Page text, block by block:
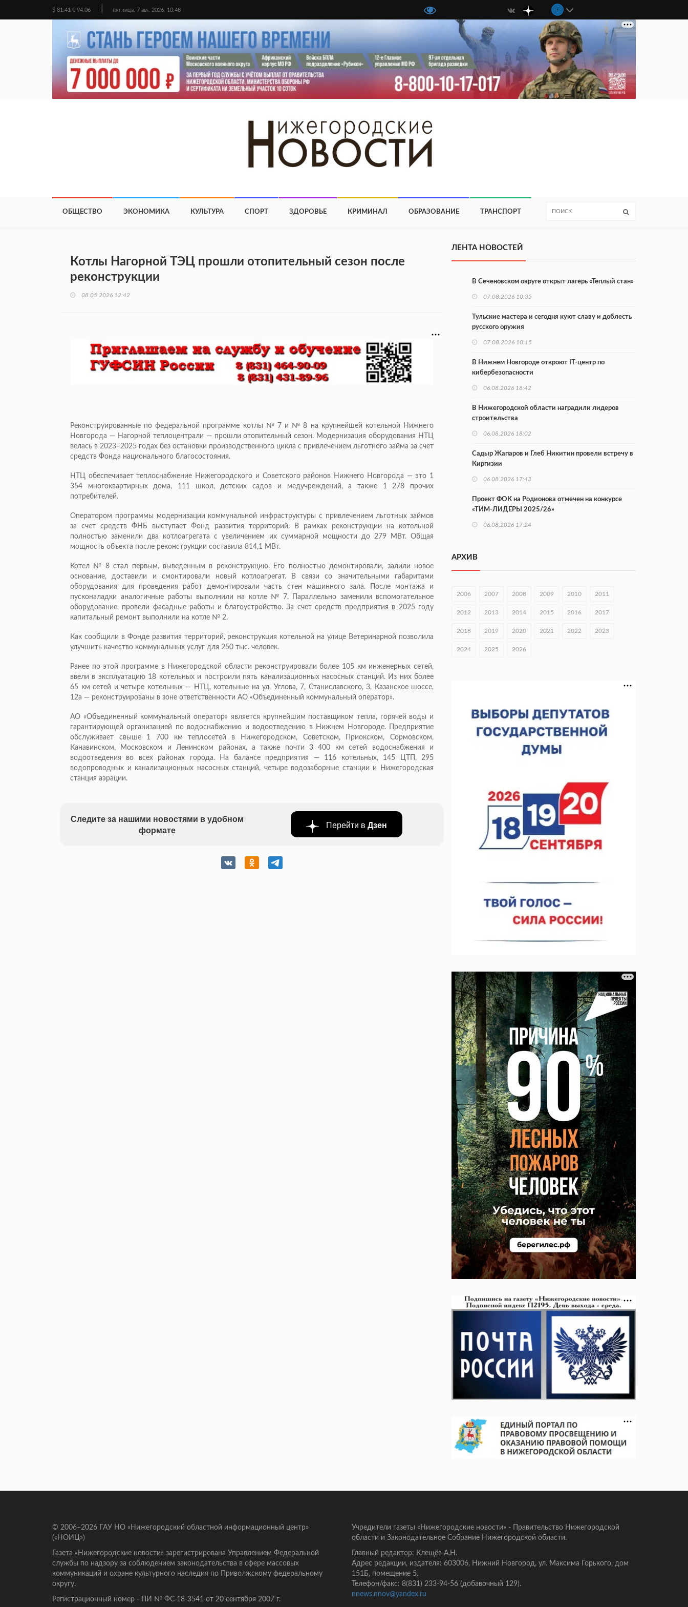
$ 81.41 € 94.06 пятница, 7 авг. 2026, 10:48
ОБЩЕСТВО ЭКОНОМИКА КУЛЬТУРА СПОРТ ЗДОРОВЬЕ КРИМИНАЛ ОБРАЗОВАНИЕ ТРАНСПОРТ
Котлы Нагорной ТЭЦ прошли отопительный сезон после
реконструкции
08.05.2026 12:42
Реконструированные по федеральной программе котлы № 7 и № 8 на крупнейшей котельной Нижнего
Новгорода — Нагорной теплоцентрали — прошли отопительный сезон. Модернизация оборудования НТЦ
велась в 2023–2025 годах без остановки производственного цикла с привлечением льготного займа за счет
средств Фонда национального благосостояния.
НТЦ обеспечивает теплоснабжение Нижегородского и Советского районов Нижнего Новгорода — это 1
354 многоквартирных дома, 111 школ, детских садов и медучреждений, а также 1 278 прочих
потребителей.
Оператором программы модернизации коммунальной инфраструктуры с привлечением льготных займов
за счет средств ФНБ выступает Фонд развития территорий. В рамках реконструкции на котельной
полностью заменили два котлоагрегата с увеличением их суммарной мощности до 279 МВт. Общая
мощность объекта после реконструкции составила 814,1 МВт.
Котел № 8 стал первым, выведенным в реконструкцию. Его полностью демонтировали, залили новое
основание, доставили и смонтировали новый котлоагрегат. В связи со значительными габаритами
оборудования для проведения работ демонтировали часть стен машинного зала. После монтажа и
пусконаладки аналогичные работы выполнили на котле № 7. Параллельно заменили вспомогательное
оборудование, провели фасадные работы и благоустройство. За счет средств предприятия в 2025 году
капитальный ремонт выполнили на котле № 2.
Как сообщили в Фонде развития территорий, реконструкция котельной на улице Ветеринарной позволила
улучшить качество коммунальных услуг для 250 тыс. человек.
Ранее по этой программе в Нижегородской области реконструировали более 105 км инженерных сетей,
ввели в эксплуатацию 18 котельных и построили пять канализационных насосных станций. Из них более
65 км сетей и четыре котельных — НТЦ, котельные на ул. Углова, 7, Станиславского, 3, Казанское шоссе,
12а — реконструированы в зоне ответственности АО «Объединенный коммунальный оператор».
АО «Объединенный коммунальный оператор» является крупнейшим поставщиком тепла, горячей воды и
гарантирующей организацией по водоснабжению и водоотведению в Нижнем Новгороде. Предприятие
обслуживает свыше 1 700 км теплосетей в Нижегородском, Советском, Приокском, Сормовском,
Канавинском, Московском и Ленинском районах, а также почти 3 400 км сетей водоснабжения и
водоотведения во всех районах города. На балансе предприятия — 116 котельных, 145 ЦТП, 295
водопроводных и канализационных насосных станций, четыре водозаборные станции и Нижегородская
станция аэрации.
Следите за нашими новостями в удобном
формате
Перейти в Дзен
ЛЕНТА НОВОСТЕЙ
В Сеченовском округе открыт лагерь «Теплый стан»
07.08.2026 10:35
Тульские мастера и сегодня куют славу и доблесть
русского оружия
07.08.2026 10:15
В Нижнем Новгороде откроют IT-центр по
кибербезопасности
06.08.2026 18:42
В Нижегородской области наградили лидеров
строительства
06.08.2026 18:02
Садыр Жапаров и Глеб Никитин провели встречу в
Киргизии
06.08.2026 17:43
Проект ФОК на Родионова отмечен на конкурсе
«ТИМ-ЛИДЕРЫ 2025/26»
06.08.2026 17:24
сотрудничества с Киргизией
06.08.2026 16:44
В Нижегородской области стартовал конкурс
06.08.2026 16:37
Токмоком
06.08.2026 16:18
В Нижнем Новгороде открыли фестиваль «Семья
Нижегородская»
06.08.2026 16:08
06.08.2026 15:26
Видели ночь, бежали всю ночь... На
Нижневолжской набережной прошел необычный
забег
06.08.2026 15:25
АРХИВ
2006 2007 2008 2009 2010 2011
2012 2013 2014 2015 2016 2017
2018 2019 2020 2021 2022 2023
2024 2025 2026
© 2006–2026 ГАУ НО «Нижегородский областной информационный центр»
(«НОИЦ»)
Газета «Нижегородские новости» зарегистрирована Управлением Федеральной
службы по надзору за соблюдением законодательства в сфере массовых
коммуникаций и охране культурного наследия по Приволжскому федеральному
округу.
Регистрационный номер - ПИ № ФС 18-3541 от 20 сентября 2007 г.
Учредители газеты «Нижегородские новости» - Правительство Нижегородской
области и Законодательное Собрание Нижегородской области.
Главный редактор: Клещёв А.Н.
Адрес редакции, издателя: 603006, Нижний Новгород, ул. Максима Горького, дом
151Б, помещение 5.
Телефон/факс: 8(831) 233-94-56 (добавочный 129).
nnews.nnov@yandex.ru